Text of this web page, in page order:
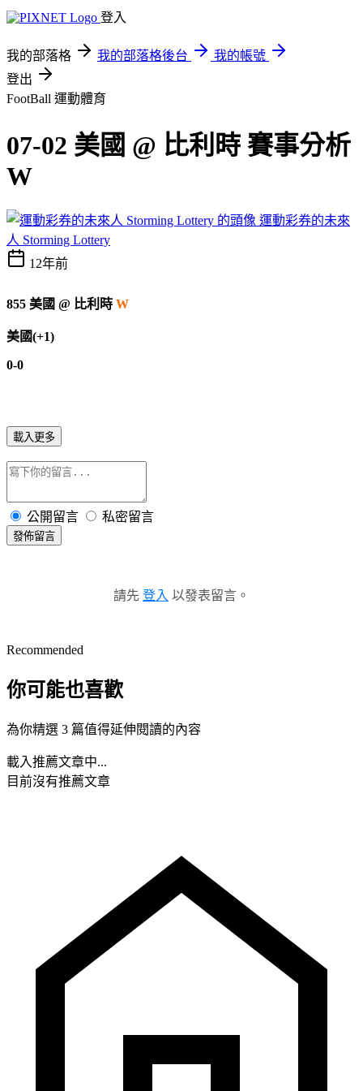
登入
我的部落格 我的部落格後台
我的帳號
登出
FootBall 運動體育
07-02 美國 @ 比利時 賽事分析
W
運動彩券的未來
人 Storming Lottery
12年前
855 美國 @ 比利時 W
美國(+1)
0-0
載入更多
公開留言 私密留言
發佈留言
請先 登入 以發表留言。
Recommended
你可能也喜歡
為你精選 3 篇值得延伸閱讀的內容
載入推薦文章中...
目前沒有推薦文章